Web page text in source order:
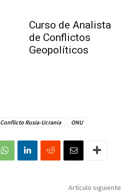
Curso de Analista
de Conflictos
Geopolíticos
Conflicto Rusia-Ucrania ONU
Artículo siguiente